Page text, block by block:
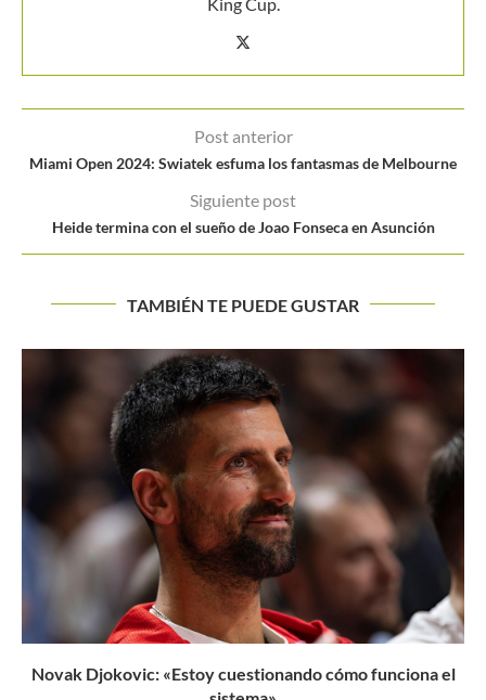
Post anterior
Miami Open 2024: Swiatek esfuma los fantasmas de Melbourne
Siguiente post
Heide termina con el sueño de Joao Fonseca en Asunción
TAMBIÉN TE PUEDE GUSTAR
La semifinal del US Open es una realidad para Cabal...